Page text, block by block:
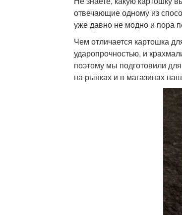
отвечающие одному из
уже давно не модно и пора
Чем отличается картошка
ударопрочностью, и
поэтому мы подготовили
на рынках и в магазинах